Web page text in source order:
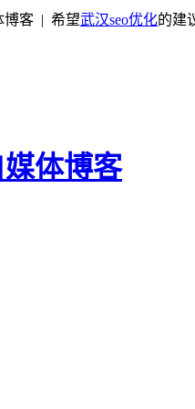
博客 | 希望武汉seo优化的建